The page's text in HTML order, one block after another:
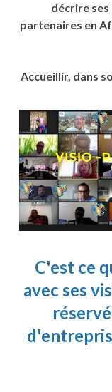
décrire
partenaires en
Accueillir, dans
C'est ce
avec ses